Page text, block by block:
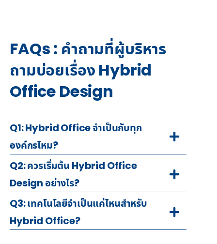
FAQs : คำถามที่ผู้บริหาร
ถามบ่อยเรื่อง Hybrid
Office Design
Q1: Hybrid Office จำเป็นกับทุก
องค์กรไหม?
Q2: ควรเริ่มต้น Hybrid Office
Design อย่างไร?
Q3: เทคโนโลยีจำเป็นแค่ไหนสำหรับ
Hybrid Office?